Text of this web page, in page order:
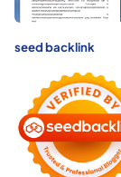
seed backlink